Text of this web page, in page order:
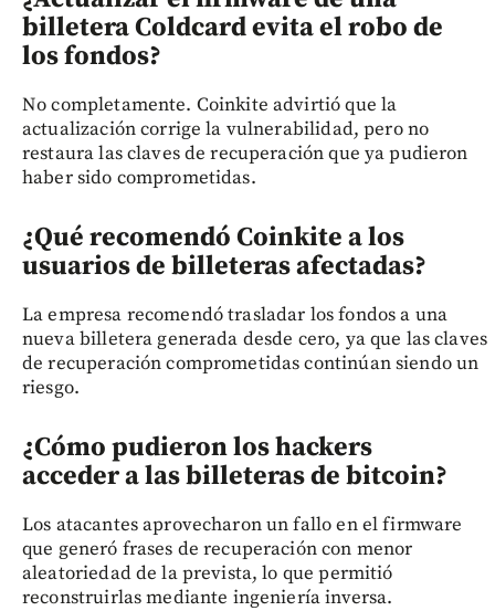
billetera Coldcard evita el robo de
los fondos?
No completamente. Coinkite advirtió que la
actualización corrige la vulnerabilidad, pero no
restaura las claves de recuperación que ya pudieron
haber sido comprometidas.
¿Qué recomendó Coinkite a los
usuarios de billeteras afectadas?
La empresa recomendó trasladar los fondos a una
nueva billetera generada desde cero, ya que las claves
de recuperación comprometidas continúan siendo un
riesgo.
¿Cómo pudieron los hackers
acceder a las billeteras de bitcoin?
Los atacantes aprovecharon un fallo en el firmware
que generó frases de recuperación con menor
aleatoriedad de la prevista, lo que permitió
reconstruirlas mediante ingeniería inversa.